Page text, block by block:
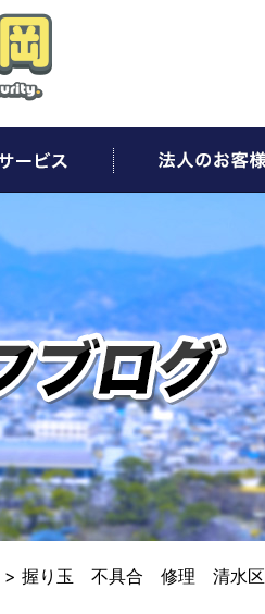
> 握り玉 不具合 修理 清水区